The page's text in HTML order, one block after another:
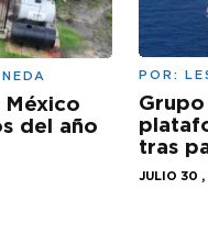
México
del año
POR:
tras
JULIO 30